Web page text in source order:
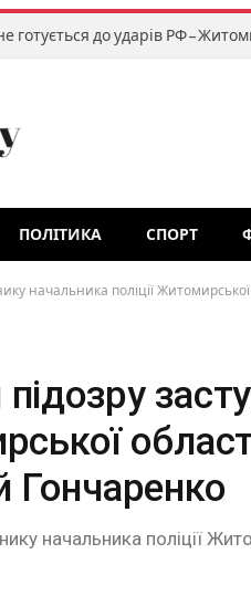
до ударів РФ –
ПОЛІТИКА СПОРТ
начальника поліції
Гончаренко
начальника поліції